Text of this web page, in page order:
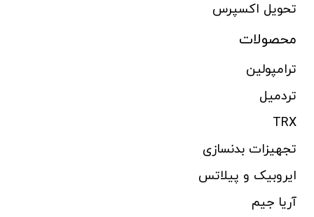
تحویل اکسپرس
محصولات
ترامپولین
تردمیل
TRX
تجهیزات بدنسازی
ایروبیک و پیلاتس
آریا جیم